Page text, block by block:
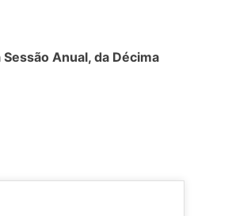
Anual, da Décima